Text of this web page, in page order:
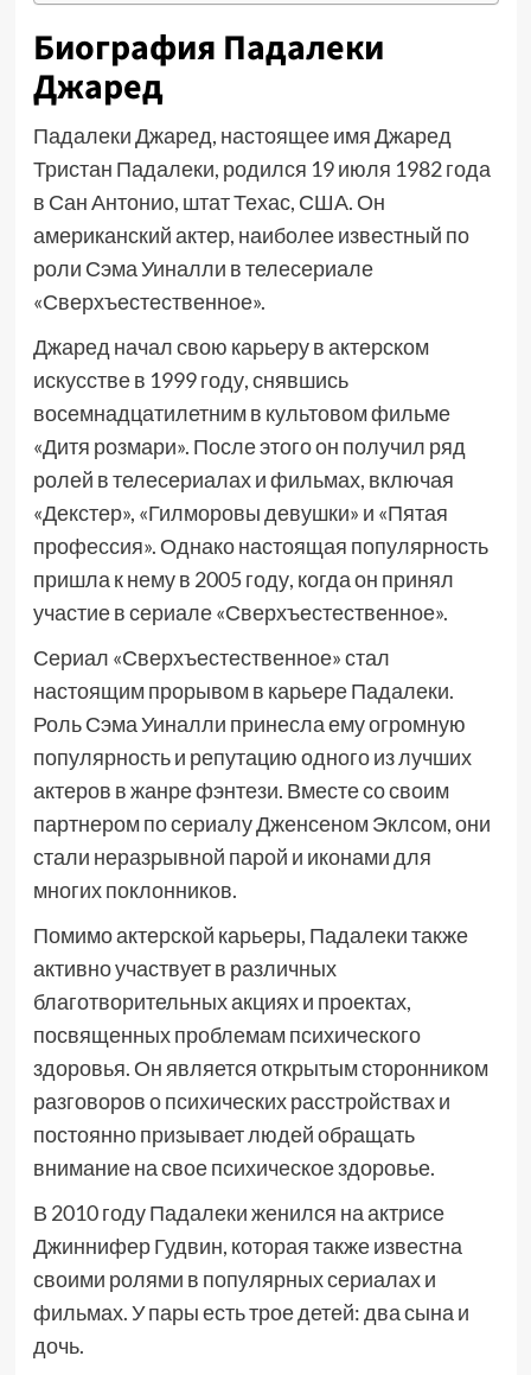
Биография Падалеки
Джаред
Падалеки Джаред, настоящее имя Джаред
Тристан Падалеки, родился 19 июля 1982 года
в Сан Антонио, штат Техас, США. Он
американский актер, наиболее известный по
роли Сэма Уиналли в телесериале
«Сверхъестественное».
Джаред начал свою карьеру в актерском
искусстве в 1999 году, снявшись
восемнадцатилетним в культовом фильме
«Дитя розмари». После этого он получил ряд
ролей в телесериалах и фильмах, включая
«Декстер», «Гилморовы девушки» и «Пятая
профессия». Однако настоящая популярность
пришла к нему в 2005 году, когда он принял
участие в сериале «Сверхъестественное».
Сериал «Сверхъестественное» стал
настоящим прорывом в карьере Падалеки.
Роль Сэма Уиналли принесла ему огромную
популярность и репутацию одного из лучших
актеров в жанре фэнтези. Вместе со своим
партнером по сериалу Дженсеном Эклсом, они
стали неразрывной парой и иконами для
многих поклонников.
Помимо актерской карьеры, Падалеки также
активно участвует в различных
благотворительных акциях и проектах,
посвященных проблемам психического
здоровья. Он является открытым сторонником
разговоров о психических расстройствах и
постоянно призывает людей обращать
внимание на свое психическое здоровье.
В 2010 году Падалеки женился на актрисе
Джиннифер Гудвин, которая также известна
своими ролями в популярных сериалах и
фильмах. У пары есть трое детей: два сына и
дочь.